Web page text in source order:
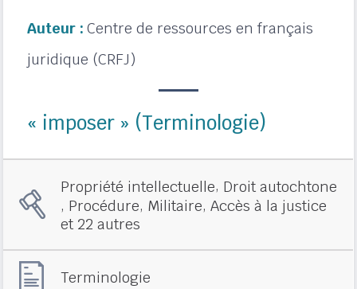
Auteur : Centre de ressources en français
juridique (CRFJ)
« imposer » (Terminologie)
Propriété intellectuelle, Droit autochtone
, Procédure, Militaire, Accès à la justice
et 22 autres
Terminologie